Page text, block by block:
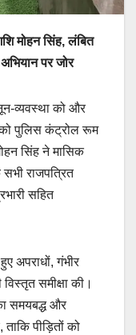
मोहन सिंह, लंबित
पर जोर
व्यवस्था को और
को पुलिस कंट्रोल रूम
सिंह ने मासिक
राजपत्रित
सहित
अपराधों, गंभीर
समीक्षा की।
समयबद्ध और
ताकि पीड़ितों को